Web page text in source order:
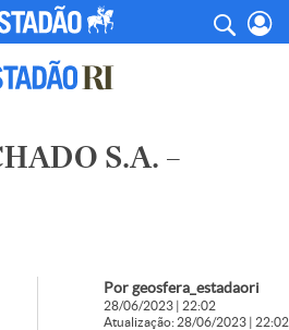
S.A. –
Por geosfera_estadaori
28/06/2023 | 22:02
Atualização: 28/06/2023 | 22:02